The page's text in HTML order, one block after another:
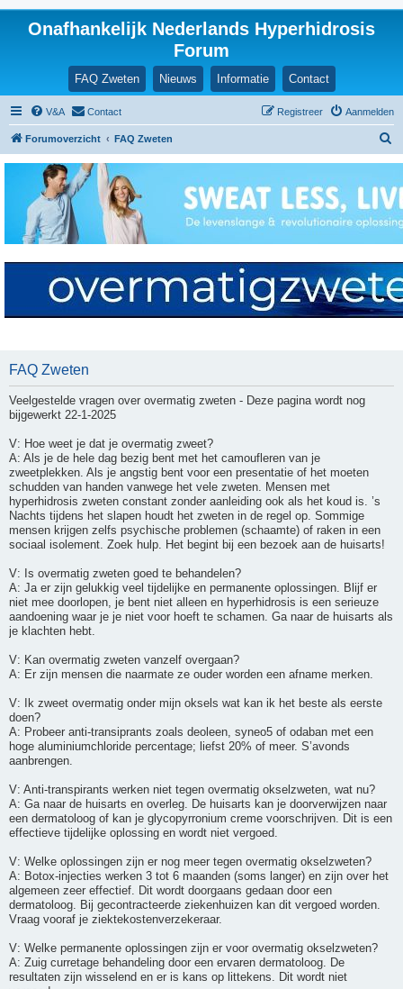
Onafhankelijk Nederlands Hyperhidrosis
Forum
FAQ Zweten Nieuws Informatie Contact
V&A Contact Aanmelden
Registreer
Forumoverzicht FAQ Zweten
k
FAQ Zweten
Veelgestelde vragen over overmatig zweten - Deze pagina wordt nog
bijgewerkt 22-1-2025
V: Hoe weet je dat je overmatig zweet?
A: Als je de hele dag bezig bent met het camoufleren van je
zweetplekken. Als je angstig bent voor een presentatie of het moeten
schudden van handen vanwege het vele zweten. Mensen met
hyperhidrosis zweten constant zonder aanleiding ook als het koud is. ’s
Nachts tijdens het slapen houdt het zweten in de regel op. Sommige
mensen krijgen zelfs psychische problemen (schaamte) of raken in een
sociaal isolement. Zoek hulp. Het begint bij een bezoek aan de huisarts!
V: Is overmatig zweten goed te behandelen?
A: Ja er zijn gelukkig veel tijdelijke en permanente oplossingen. Blijf er
niet mee doorlopen, je bent niet alleen en hyperhidrosis is een serieuze
aandoening waar je je niet voor hoeft te schamen. Ga naar de huisarts als
je klachten hebt.
V: Kan overmatig zweten vanzelf overgaan?
A: Er zijn mensen die naarmate ze ouder worden een afname merken.
V: Ik zweet overmatig onder mijn oksels wat kan ik het beste als eerste
doen?
A: Probeer anti-transiprants zoals deoleen, syneo5 of odaban met een
hoge aluminiumchloride percentage; liefst 20% of meer. S’avonds
aanbrengen.
V: Anti-transpirants werken niet tegen overmatig okselzweten, wat nu?
A: Ga naar de huisarts en overleg. De huisarts kan je doorverwijzen naar
een dermatoloog of kan je glycopyrronium creme voorschrijven. Dit is een
effectieve tijdelijke oplossing en wordt niet vergoed.
V: Welke oplossingen zijn er nog meer tegen overmatig okselzweten?
A: Botox-injecties werken 3 tot 6 maanden (soms langer) en zijn over het
algemeen zeer effectief. Dit wordt doorgaans gedaan door een
dermatoloog. Bij gecontracteerde ziekenhuizen kan dit vergoed worden.
Vraag vooraf je ziektekostenverzekeraar.
V: Welke permanente oplossingen zijn er voor overmatig okselzweten?
A: Zuig curretage behandeling door een ervaren dermatoloog. De
resultaten zijn wisselend en er is kans op littekens. Dit wordt niet